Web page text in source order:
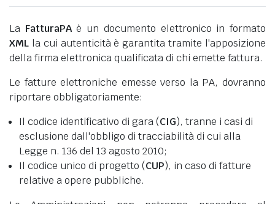
La FatturaPAè un documento elettronico in formato
XML la cui autenticità è garantita tramite l'apposizione
della firma elettronica qualificata di chi emette fattura.
Le fatture elettroniche emesse verso la PA, dovranno
riportare obbligatoriamente:
Il codice identificativo di gara (CIG), tranne i casi di
esclusione dall'obbligo di tracciabilità di cui alla
Legge n. 136 del 13 agosto 2010;
Il codice unico di progetto (CUP), in caso di fatture
relative a opere pubbliche.